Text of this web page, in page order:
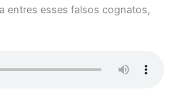
entres esses falsos cognatos,